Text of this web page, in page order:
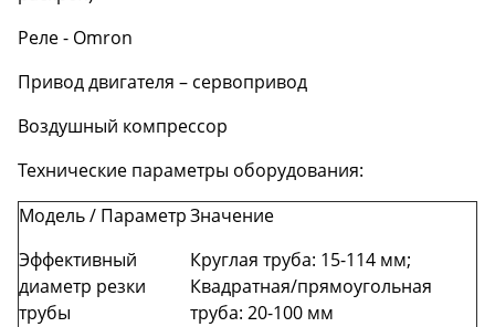
Реле - Omron
Привод двигателя – сервопривод
Воздушный компрессор
Технические параметры оборудования:
Модель / ПараметрЗначение
Эффективный
диаметр резки
трубы
Круглая труба: 15-114 мм;
Квадратная/прямоугольная
труба: 20-100 мм